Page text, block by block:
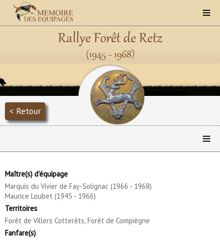
Rallye Forêt de Retz
(1945 - 1968)
< Retour
Maître(s) d'équipage
Marquis du Vivier de Fay-Solignac (1966 - 1968)
Maurice Loubet (1945 - 1966)
Territoires
Forêt de Villers Cotterêts, Forêt de Compiègne
Fanfare(s)